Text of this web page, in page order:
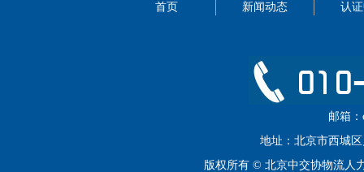
首页 新闻动态 认
邮箱：
地址：北京市西城区
版权所有 © 北京中交协物流人